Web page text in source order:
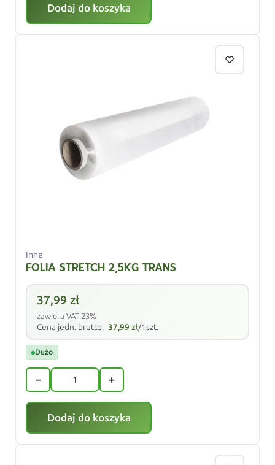
Dodaj do koszyka
Inne
FOLIA STRETCH 2,5KG TRANS
37,99zł
zawiera VAT 23%
Cena jedn. brutto: 37,99zł/1szt.
Dużo
− +
Dodaj do koszyka